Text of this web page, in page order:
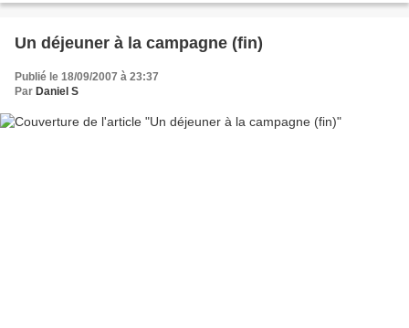
Un déjeuner à la campagne (fin)
Publié le 18/09/2007 à 23:37
Par Daniel S